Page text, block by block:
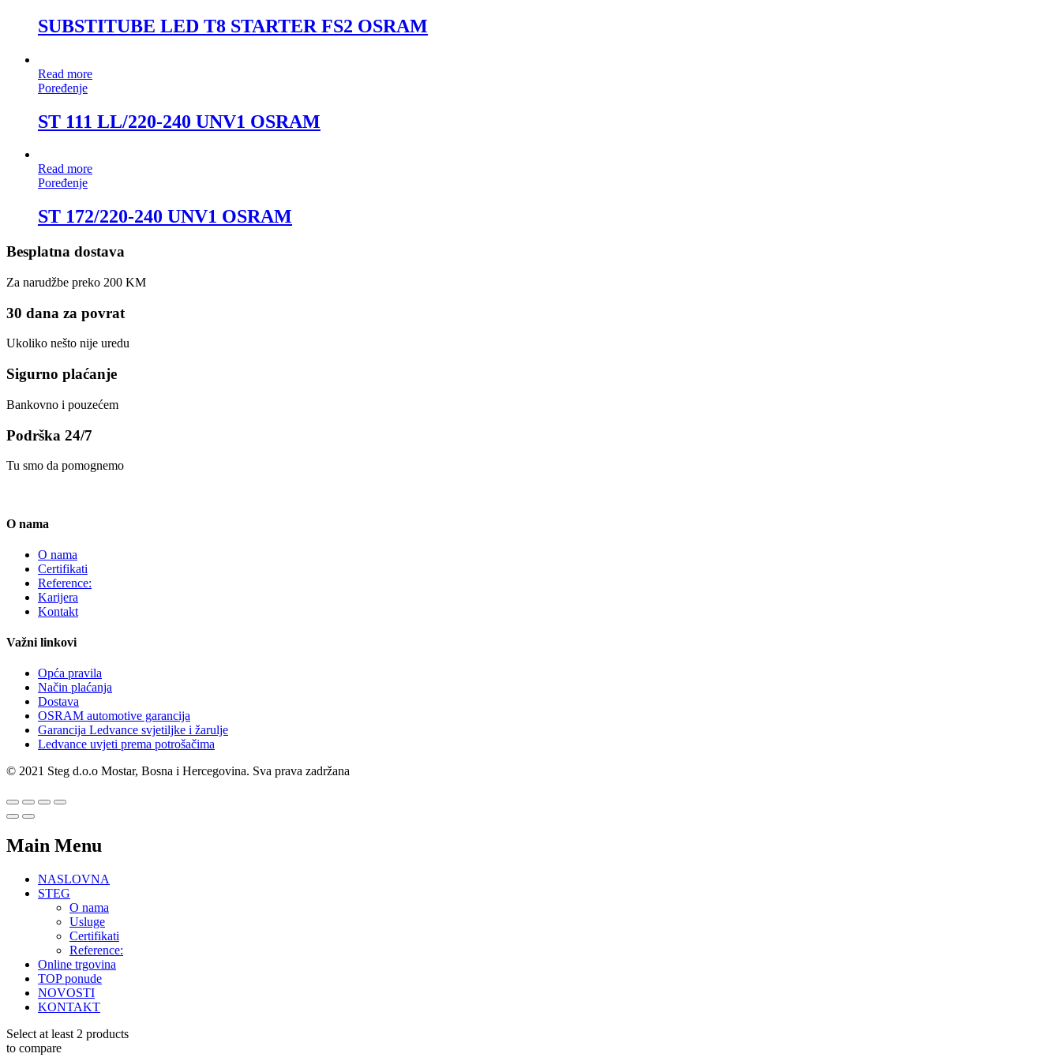
SUBSTITUBE LED T8 STARTER FS2 OSRAM
Read more
Poređenje
ST 111 LL/220-240 UNV1 OSRAM
Read more
Poređenje
ST 172/220-240 UNV1 OSRAM
Besplatna dostava
Za narudžbe preko 200 KM
30 dana za povrat
Ukoliko nešto nije uredu
Sigurno plaćanje
Bankovno i pouzećem
Podrška 24/7
Tu smo da pomognemo
O nama
O nama
Certifikati
Reference:
Karijera
Kontakt
Važni linkovi
Opća pravila
Način plaćanja
Dostava
OSRAM automotive garancija
Garancija Ledvance svjetiljke i žarulje
Ledvance uvjeti prema potrošačima
© 2021 Steg d.o.o Mostar, Bosna i Hercegovina. Sva prava zadržana
Main Menu
NASLOVNA
STEG
O nama
Usluge
Certifikati
Reference:
Online trgovina
TOP ponude
NOVOSTI
KONTAKT
Select at least 2 products
to compare